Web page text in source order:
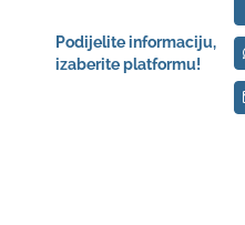
Podijelite informaciju,
izaberite platformu!